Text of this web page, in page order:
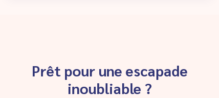
Prêt pour une escapade
inoubliable ?